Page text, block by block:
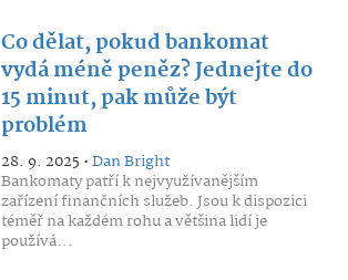
Co dělat, pokud bankomat
vydá méně peněz? Jednejte do
15 minut, pak může být
problém
28. 9. 2025 •Dan Bright
Bankomaty patří k nejvyužívanějším
zařízení finančních služeb. Jsou k dispozici
téměř na každém rohu a většina lidí je
používá...